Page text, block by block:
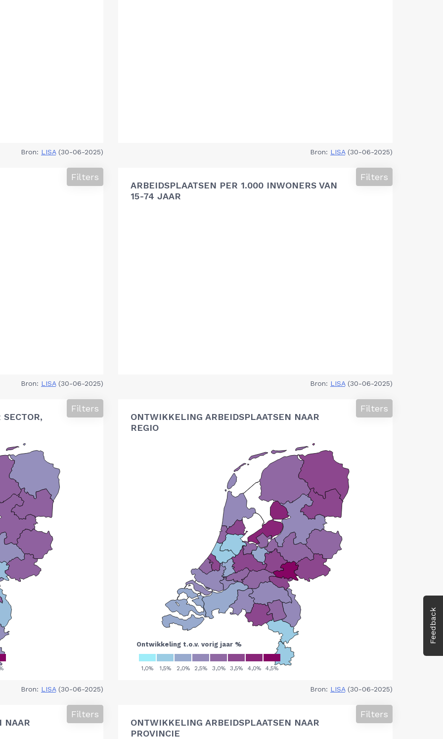
Feedback
Bron: LISA(30-06-2025) Bron: LISA(30-06-2025)
Filters
Bron: LISA(30-06-2025)
ARBEIDSPLAATSEN PER 1.000 INWONERS VAN
15-74 JAAR
Filters
Bron: LISA(30-06-2025)
Filters
Bron: LISA(30-06-2025)
ONTWIKKELING ARBEIDSPLAATSEN NAAR
REGIO
Filters
Bron: LISA(30-06-2025)
NAAR
Filters
ONTWIKKELING ARBEIDSPLAATSEN NAAR
PROVINCIE
Filters